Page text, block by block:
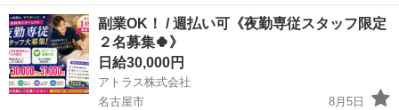
事内容 調理 給与・手当 <給与> 時給1,140円〜 勤務時間 シフト制1早
番:6:30～9:00(休憩0分)2準夜:16:00～20:00(休憩0分) 勤務形態...
アルバイト・パート
副業OK！ / 週払い可《夜勤専従スタッフ限定
２名募集🍀》
日給30,000円
アトラス株式会社
名古屋市
8月5日